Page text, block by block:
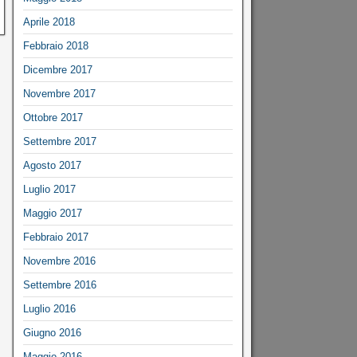
Aprile 2018
Febbraio 2018
Dicembre 2017
Novembre 2017
Ottobre 2017
Settembre 2017
Agosto 2017
Luglio 2017
Maggio 2017
Febbraio 2017
Novembre 2016
Settembre 2016
Luglio 2016
Giugno 2016